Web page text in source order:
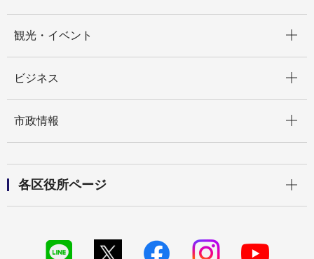
観光・イベント
ビジネス
市政情報
各区役所ページ